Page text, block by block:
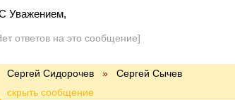
Уважением,
ответов на это сообщение]
Сергей Сидорочев » Сергей Сычев